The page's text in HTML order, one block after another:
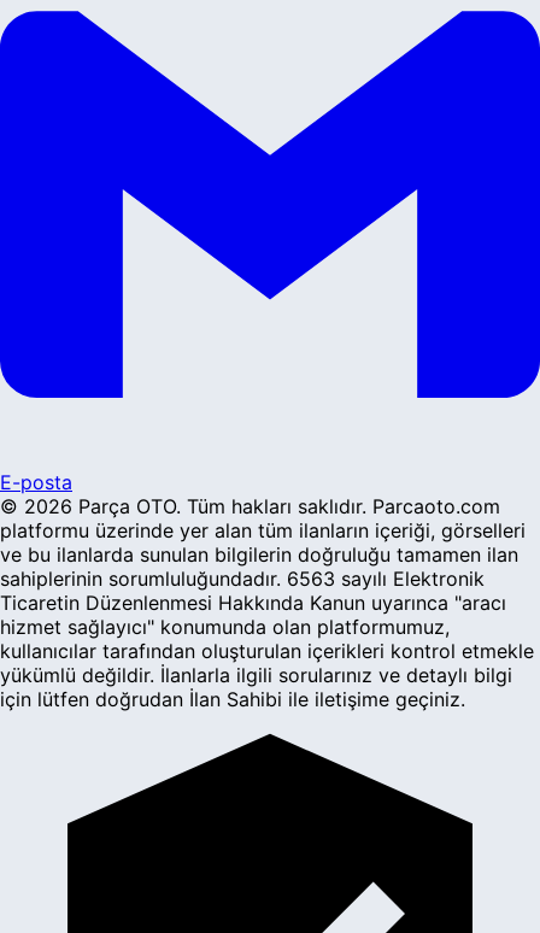
E-posta
© 2026 Parça OTO. Tüm hakları saklıdır. Parcaoto.com
platformu üzerinde yer alan tüm ilanların içeriği, görselleri
ve bu ilanlarda sunulan bilgilerin doğruluğu tamamen ilan
sahiplerinin sorumluluğundadır. 6563 sayılı Elektronik
Ticaretin Düzenlenmesi Hakkında Kanun uyarınca "aracı
hizmet sağlayıcı" konumunda olan platformumuz,
kullanıcılar tarafından oluşturulan içerikleri kontrol etmekle
yükümlü değildir. İlanlarla ilgili sorularınız ve detaylı bilgi
için lütfen doğrudan İlan Sahibi ile iletişime geçiniz.